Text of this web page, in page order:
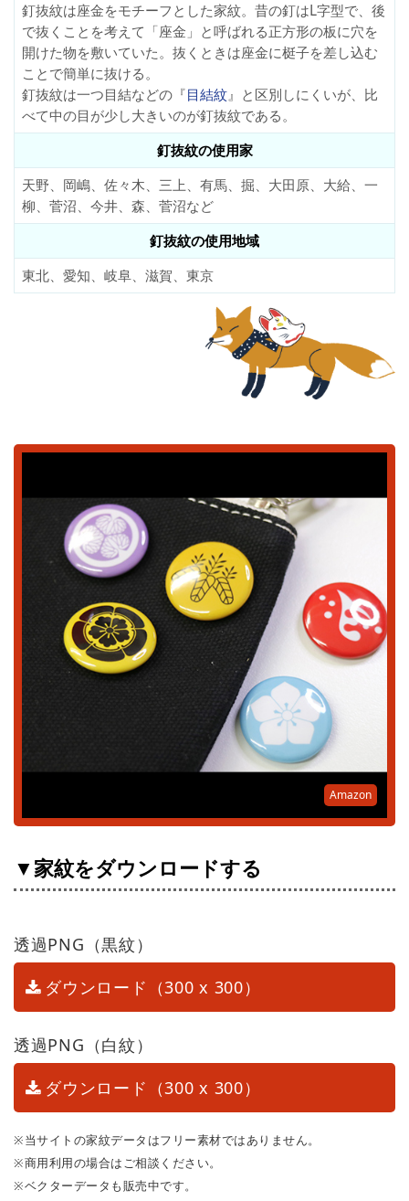
釘抜紋は座金をモチーフとした家紋。昔の釘はL字型で、後
で抜くことを考えて「座金」と呼ばれる正方形の板に穴を
開けた物を敷いていた。抜くときは座金に梃子を差し込む
ことで簡単に抜ける。
釘抜紋は一つ目結などの『目結紋』と区別しにくいが、比
べて中の目が少し大きいのが釘抜紋である。
釘抜紋の使用家
天野、岡嶋、佐々木、三上、有馬、掘、大田原、大給、一
柳、菅沼、今井、森、菅沼など
釘抜紋の使用地域
東北、愛知、岐阜、滋賀、東京
Amazon
▼家紋をダウンロードする
透過PNG（黒紋）
ダウンロード（300 x 300）
透過PNG（白紋）
ダウンロード（300 x 300）
※当サイトの家紋データはフリー素材ではありません。
※商用利用の場合はご相談ください。
※ベクターデータも販売中です。